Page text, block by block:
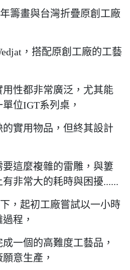
籌畫與台灣折疊原創工廠
，搭配原創工廠的工藝
性都非常廣泛，尤其能
位IGT系列桌，
實用物品，但終其設計
要這麼複雜的雷雕，與簍
非常大的耗時與困擾......
，起初工廠嘗試以一小時
程，
一個的高難度工藝品，
意生產，